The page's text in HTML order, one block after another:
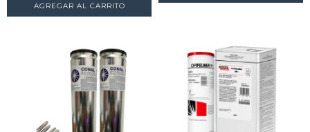
AGREGAR AL CARRITO